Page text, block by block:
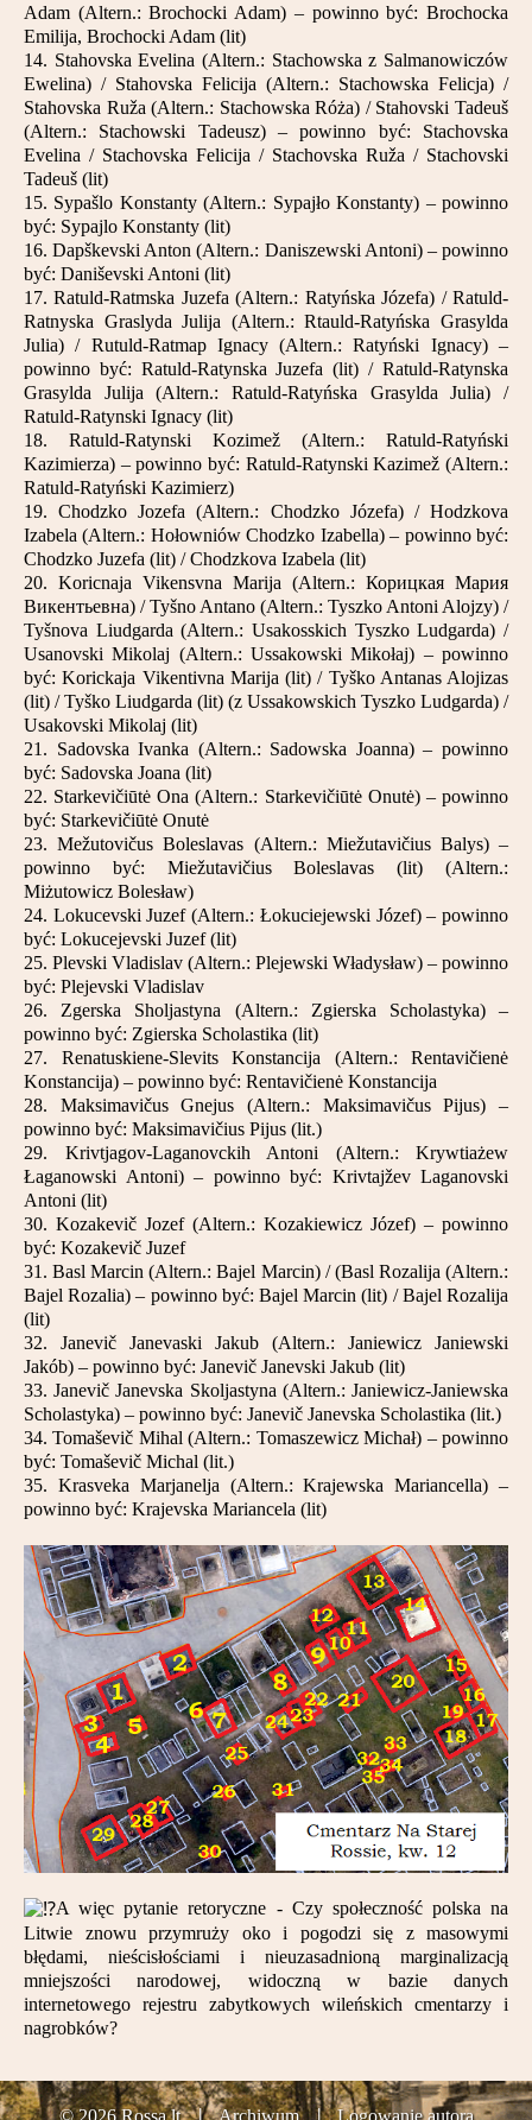
Adam (Altern.: Brochocki Adam) – powinno być: Brochocka
Emilija, Brochocki Adam (lit)
14. Stahovska Evelina (Altern.: Stachowska z Salmanowiczów
Ewelina) / Stahovska Felicija (Altern.: Stachowska Felicja) /
Stahovska Ruža (Altern.: Stachowska Róża) / Stahovski Tadeuš
(Altern.: Stachowski Tadeusz) – powinno być: Stachovska
Evelina / Stachovska Felicija / Stachovska Ruža / Stachovski
Tadeuš (lit)
15. Sypašlo Konstanty (Altern.: Sypajło Konstanty) – powinno
być: Sypajlo Konstanty (lit)
16. Dapškevski Anton (Altern.: Daniszewski Antoni) – powinno
być: Daniševski Antoni (lit)
17. Ratuld-Ratmska Juzefa (Altern.: Ratyńska Józefa) / Ratuld-
Ratnyska Graslyda Julija (Altern.: Rtauld-Ratyńska Grasylda
Julia) / Rutuld-Ratmap Ignacy (Altern.: Ratyński Ignacy) –
powinno być: Ratuld-Ratynska Juzefa (lit) / Ratuld-Ratynska
Grasylda Julija (Altern.: Ratuld-Ratyńska Grasylda Julia) /
Ratuld-Ratynski Ignacy (lit)
18. Ratuld-Ratynski Kozimež (Altern.: Ratuld-Ratyński
Kazimierza) – powinno być: Ratuld-Ratynski Kazimež (Altern.:
Ratuld-Ratyński Kazimierz)
19. Chodzko Jozefa (Altern.: Chodzko Józefa) / Hodzkova
Izabela (Altern.: Hołowniów Chodzko Izabella) – powinno być:
Chodzko Juzefa (lit) / Chodzkova Izabela (lit)
20. Koricnaja Vikensvna Marija (Altern.: Корицкая Мария
Викентьевна) / Tyšno Antano (Altern.: Tyszko Antoni Alojzy) /
Tyšnova Liudgarda (Altern.: Usakosskich Tyszko Ludgarda) /
Usanovski Mikolaj (Altern.: Ussakowski Mikołaj) – powinno
być: Korickaja Vikentivna Marija (lit) / Tyško Antanas Alojizas
(lit) / Tyško Liudgarda (lit) (z Ussakowskich Tyszko Ludgarda) /
Usakovski Mikolaj (lit)
21. Sadovska Ivanka (Altern.: Sadowska Joanna) – powinno
być: Sadovska Joana (lit)
22. Starkevičiūtė Ona (Altern.: Starkevičiūtė Onutė) – powinno
być: Starkevičiūtė Onutė
23. Mežutovičus Boleslavas (Altern.: Miežutavičius Balys) –
powinno być: Miežutavičius Boleslavas (lit) (Altern.:
Miżutowicz Bolesław)
24. Lokucevski Juzef (Altern.: Łokuciejewski Józef) – powinno
być: Lokucejevski Juzef (lit)
25. Plevski Vladislav (Altern.: Plejewski Władysław) – powinno
być: Plejevski Vladislav
26. Zgerska Sholjastyna (Altern.: Zgierska Scholastyka) –
powinno być: Zgierska Scholastika (lit)
27. Renatuskiene-Slevits Konstancija (Altern.: Rentavičienė
Konstancija) – powinno być: Rentavičienė Konstancija
28. Maksimavičus Gnejus (Altern.: Maksimavičus Pijus) –
powinno być: Maksimavičius Pijus (lit.)
29. Krivtjagov-Laganovckih Antoni (Altern.: Krywtiażew
Łaganowski Antoni) – powinno być: Krivtajžev Laganovski
Antoni (lit)
30. Kozakevič Jozef (Altern.: Kozakiewicz Józef) – powinno
być: Kozakevič Juzef
31. Basl Marcin (Altern.: Bajel Marcin) / (Basl Rozalija (Altern.:
Bajel Rozalia) – powinno być: Bajel Marcin (lit) / Bajel Rozalija
(lit)
32. Janevič Janevaski Jakub (Altern.: Janiewicz Janiewski
Jakób) – powinno być: Janevič Janevski Jakub (lit)
33. Janevič Janevska Skoljastyna (Altern.: Janiewicz-Janiewska
Scholastyka) – powinno być: Janevič Janevska Scholastika (lit.)
34. Tomaševič Mihal (Altern.: Tomaszewicz Michał) – powinno
być: Tomaševič Michal (lit.)
35. Krasveka Marjanelja (Altern.: Krajewska Mariancella) –
powinno być: Krajevska Mariancela (lit)
A więc pytanie retoryczne - Czy społeczność polska na
Litwie znowu przymruży oko i pogodzi się z masowymi
błędami, nieścisłościami i nieuzasadnioną marginalizacją
mniejszości narodowej, widoczną w bazie danych
internetowego rejestru zabytkowych wileńskich cmentarzy i
nagrobków?